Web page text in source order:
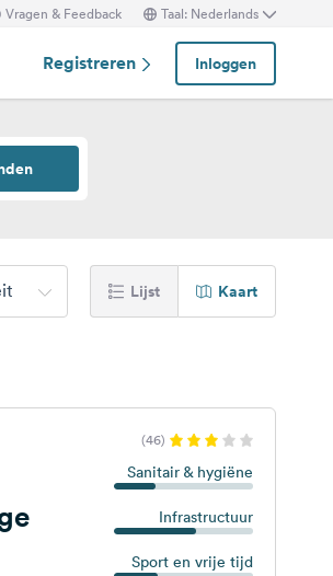
Vragen & Feedback Taal: Nederlands
Registreren Inloggen
Lijst Kaart
(46)
Sanitair & hygiëne
Infrastructuur
Sport en vrije tijd